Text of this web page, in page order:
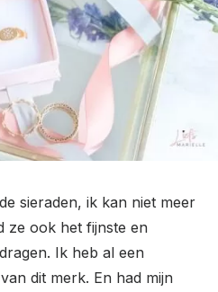
sieraden, ik kan niet meer
ze ook het fijnste en
Ik heb al een
van dit merk. En had mijn